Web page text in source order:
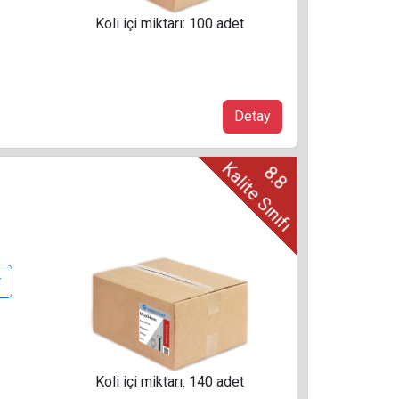
Detay
Koli içi miktarı: 100 adet
8.8
Kalite Sınıfı
Koli içi miktarı: 140 adet